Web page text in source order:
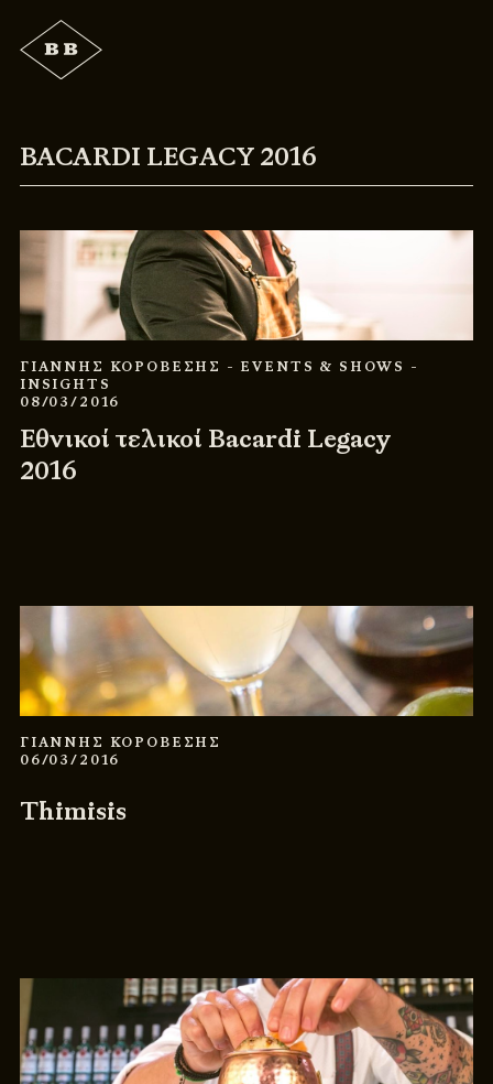
BACARDI LEGACY 2016
ΓΙΑΝΝΗΣ ΚΟΡΟΒΕΣΗΣ - EVENTS & SHOWS -
INSIGHTS
08/03/2016
Εθνικοί τελικοί Bacardi Legacy
2016
ΓΙΑΝΝΗΣ ΚΟΡΟΒΕΣΗΣ
06/03/2016
Thimisis